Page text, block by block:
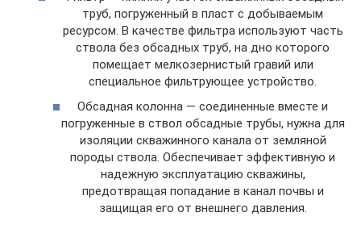
труб, погруженный в пласт с добываемым
ресурсом. В качестве фильтра используют часть
ствола без обсадных труб, на дно которого
помещает мелкозернистый гравий или
специальное фильтрующее устройство.
Обсадная колонна — соединенные вместе и
погруженные в ствол обсадные трубы, нужна для
изоляции скважинного канала от земляной
породы ствола. Обеспечивает эффективную и
надежную эксплуатацию скважины,
предотвращая попадание в канал почвы и
защищая его от внешнего давления.